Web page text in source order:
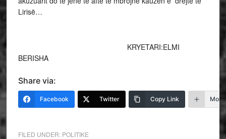
Lirisë…
KRYETARI:ELMI
BERISHA
Share via:
Facebook Twitter Copy Link More
FILED UNDER: POLITIKE